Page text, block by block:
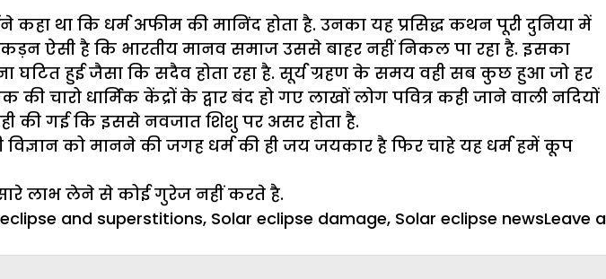
था कि धर्म अफीम की मानिंद होता है. उनका यह प्रसिद्ध कथन पूरी दुनिया में
ऐसी है कि भारतीय मानव समाज उससे बाहर नहीं निकल पा रहा है. इसका
घटित हुई जैसा कि सदैव होता रहा है. सूर्य ग्रहण के समय वही सब कुछ हुआ जो हर
चारो धार्मिक केंद्रों के द्वार बंद हो गए लाखों लोग पवित्र कही जाने वाली नदियों
गई कि इससे नवजात शिशु पर असर होता है.
को मानने की जगह धर्म की ही जय जयकार है फिर चाहे यह धर्म हमें कूप
सारे लाभ लेने से कोई गुरेज नहीं करते है.
and superstitions, Solar eclipse damage, Solar eclipse newsLeave a